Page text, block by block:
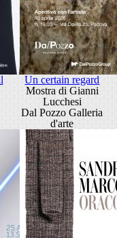
Un certain regard
Mostra di Gianni
Lucchesi
Dal Pozzo Galleria
d'arte